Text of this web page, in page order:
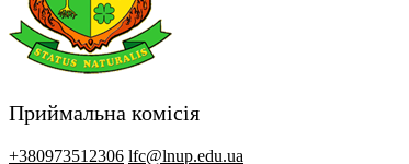
Приймальна комісія
+380973512306 lfc@lnup.edu.ua